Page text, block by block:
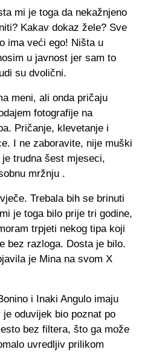
mi je toga da nekažnjeno
Kakav dokaz žele? Sve
ima veći ego! Ništa u
u javnost jer sam to
su dvolični.
meni, ali onda pričaju
fotografije na
Pričanje, klevetanje i
I ne zaboravite, nije muški
trudna šest mjeseci,
mržnju .
Trebala bih se brinuti
je toga bilo prije tri godine,
trpjeti nekog tipa koji
bez razloga. Dosta je bilo.
je Mina na svom X
i Inaki Angulo imaju
je oduvijek bio poznat po
bez filtera, što ga može
uvredljiv prilikom